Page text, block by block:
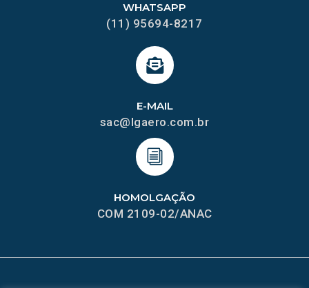
HOMOLGAÇÃO
COM 2109-02/ANAC
E-MAIL
sac@lgaero.com.br
WHATSAPP
(11) 95694-8217